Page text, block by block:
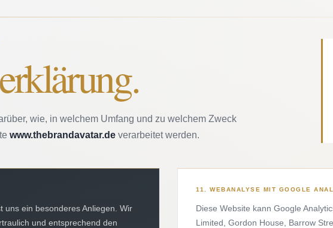
wie, in welchem Umfang und zu welchem Zweck
www.thebrandavatar.de verarbeitet werden.
uns ein besonderes Anliegen. Wir
und entsprechend den
11. WEBANALYSE MIT GOOGLE
Diese Website kann Google
Limited, Gordon House, Barrow